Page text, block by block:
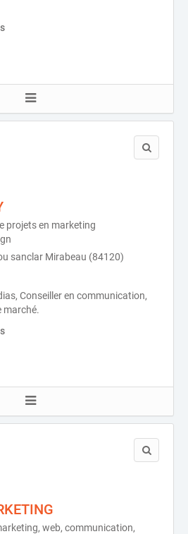
projets en marketing
sanclar Mirabeau (84120)
Conseiller en communication,
marché.
web, communication,